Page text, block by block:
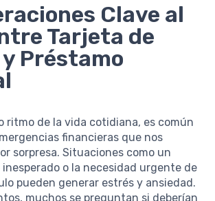
Clave al
Tarjeta de
Préstamo
ritmo de la vida cotidiana, es común
financieras que nos
sorpresa. Situaciones como un
o la necesidad urgente de
pueden generar estrés y ansiedad.
muchos se preguntan si deberían